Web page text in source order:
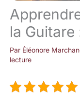
la
Par Éléonore
lecture